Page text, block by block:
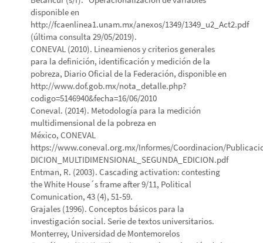
disponible en
http://fcaenlinea1.unam.mx/anexos/1349/1349_u2_Act2.pdf
(última consulta 29/05/2019).
CONEVAL (2010). Lineamienos y criterios generales
para la definición, identificación y medición de la
pobreza, Diario Oficial de la Federación, disponible en
http://www.dof.gob.mx/nota_detalle.php?
codigo=5146940&fecha=16/06/2010
Coneval. (2014). Metodología para la medición
multidimensional de la pobreza en
México, CONEVAL
https://www.coneval.org.mx/Informes/Coordinacion/
DICION_MULTIDIMENSIONAL_SEGUNDA_EDICION.pdf
Entman, R. (2003). Cascading activation: contesting
the White House´s frame after 9/11, Political
Comunication, 43 (4), 51-59.
Grajales (1996). Conceptos básicos para la
investigación social. Serie de textos universitarios.
Monterrey, Universidad de Montemorelos